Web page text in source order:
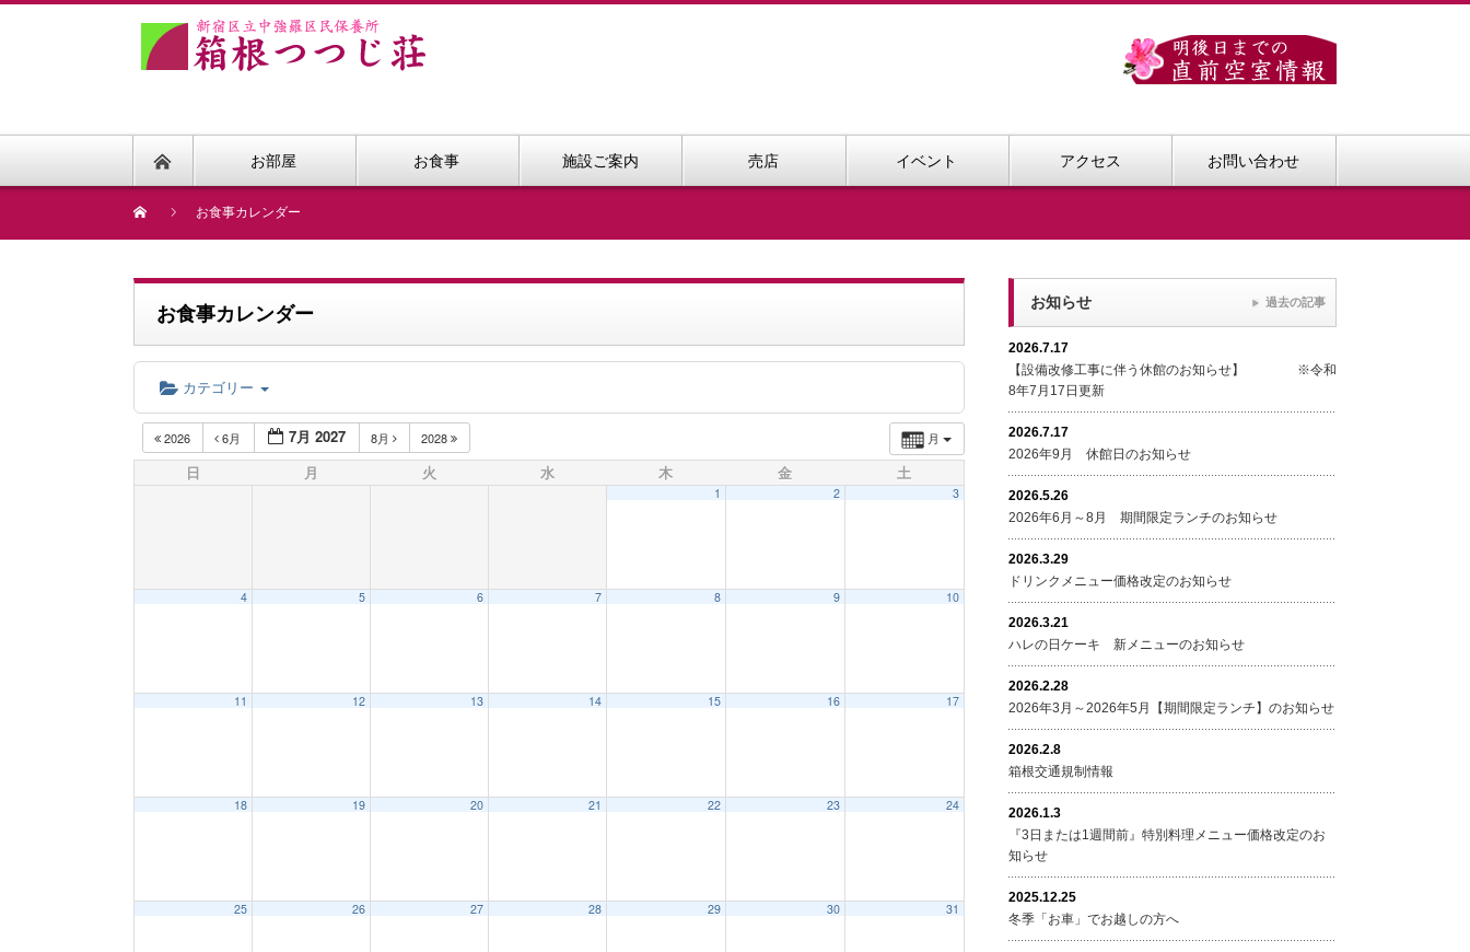
お部屋 お食事 施設ご案内 売店 イベント アクセス お問い合わせ
お食事カレンダー
お食事カレンダー
カテゴリー
月
2026 6月 7月 2027 8月 2028
日 月 火 水 木 金 土
1 2 3
4 5 6 7 8 9 10
11 12 13 14 15 16 17
18 19 20 21 22 23 24
25 26 27 28 29 30 31
お知らせ
2026.7.17
【設備改修工事に伴う休館のお知らせ】 ※令和
8年7月17日更新
2026.7.17
2026年9月 休館日のお知らせ
2026.5.26
2026年6月～8月 期間限定ランチのお知らせ
2026.3.29
ドリンクメニュー価格改定のお知らせ
2026.3.21
ハレの日ケーキ 新メニューのお知らせ
2026.2.28
2026年3月～2026年5月【期間限定ランチ】のお知らせ
2026.2.8
箱根交通規制情報
2026.1.3
『3日または1週間前』特別料理メニュー価格改定のお
知らせ
2025.12.25
冬季「お車」でお越しの方へ
過去の記事